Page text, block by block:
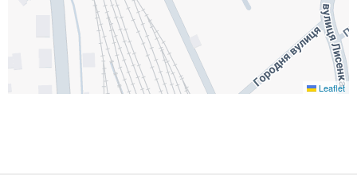
Leaflet